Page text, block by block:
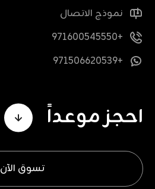
نموذج الاتصال
+971600545550
+971506620539
احجز موعداً
تسوق الآن